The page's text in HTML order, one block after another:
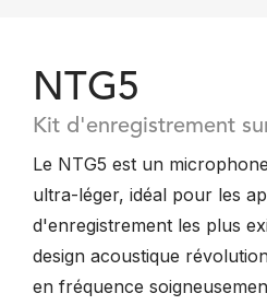
NTG5
Kit d'enregistrement
Le NTG5 est un
ultra-léger, idéal pour les
d'enregistrement les plus
design acoustique
en fréquence